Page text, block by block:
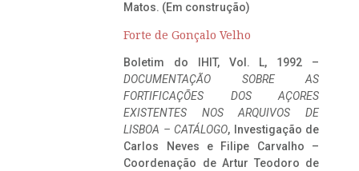
Matos. (Em construção)
Forte de Gonçalo Velho
Boletim do IHIT, Vol. L, 1992 –
DOCUMENTAÇÃO SOBRE AS
FORTIFICAÇÕES DOS AÇORES
EXISTENTES NOS ARQUIVOS DE
LISBOA – CATÁLOGO, Investigação de
Carlos Neves e Filipe Carvalho –
Coordenação de Artur Teodoro de